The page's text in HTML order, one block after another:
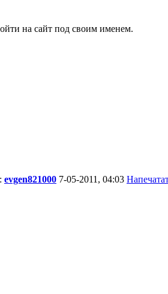
на сайт под своим именем.
evgen821000 7-05-2011, 04:03